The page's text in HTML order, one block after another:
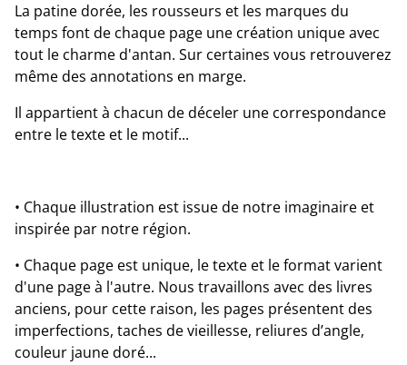
La patine dorée, les rousseurs et les marques du
temps font de chaque page une création unique avec
tout le charme d'antan. Sur certaines vous retrouverez
même des annotations en marge.
Il appartient à chacun de déceler une correspondance
entre le texte et le motif...
• Chaque illustration est issue de notre imaginaire et
inspirée par notre région.
• Chaque page est unique, le texte et le format varient
d'une page à l'autre. Nous travaillons avec des livres
anciens, pour cette raison, les pages présentent des
imperfections, taches de vieillesse, reliures d’angle,
couleur jaune doré...